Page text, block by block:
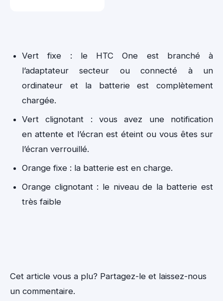
Vert fixe : le HTC One est branché à
l’adaptateur secteur ou connecté à un
ordinateur et la batterie est complètement
chargée.
Vert clignotant : vous avez une notification
en attente et l’écran est éteint ou vous êtes sur
l’écran verrouillé.
Orange fixe : la batterie est en charge.
Orange clignotant : le niveau de la batterie est
très faible
Cet article vous a plu? Partagez-le et laissez-nous
un commentaire.